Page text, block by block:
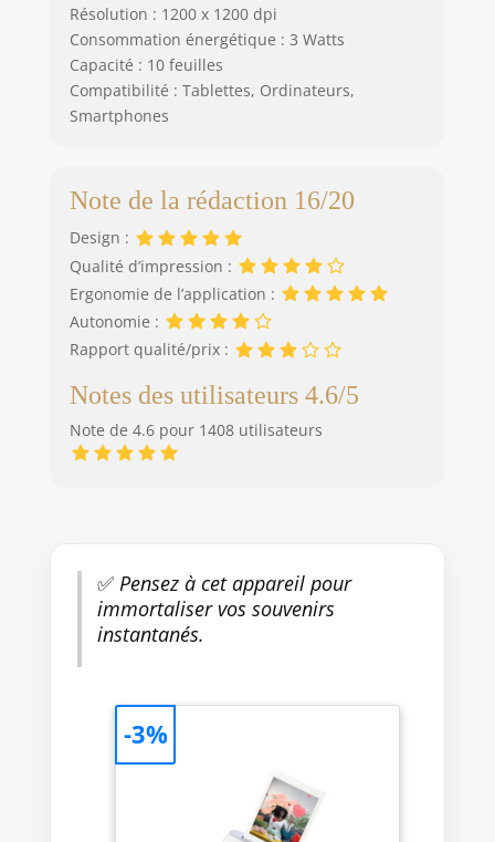
Résolution : 1200 x 1200 dpi
Consommation énergétique : 3 Watts
Capacité : 10 feuilles
Compatibilité : Tablettes, Ordinateurs,
Smartphones
Note de la rédaction 16/20
Design :
Qualité d’impression :
Ergonomie de l’application :
Autonomie :
Rapport qualité/prix :
Notes des utilisateurs 4.6/5
Note de 4.6 pour 1408 utilisateurs
✅Pensez à cet appareil pour
immortaliser vos souvenirs
instantanés.
-3%